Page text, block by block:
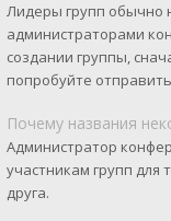
Лидеры групп обычно
администраторами
создании группы,
попробуйте
Почему названия
Администратор
участникам групп для
друга.